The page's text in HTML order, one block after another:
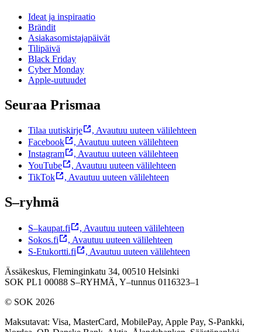
Ideat ja inspiraatio
Brändit
Asiakasomistajapäivät
Tilipäivä
Black Friday
Cyber Monday
Apple-uutuudet
Seuraa Prismaa
Tilaa uutiskirje , Avautuu uuteen välilehteen
Facebook
, Avautuu uuteen välilehteen
Instagram
, Avautuu uuteen välilehteen
YouTube
, Avautuu uuteen välilehteen
TikTok
, Avautuu uuteen välilehteen
S–ryhmä
S–kaupat.fi , Avautuu uuteen välilehteen
Sokos.fi
, Avautuu uuteen välilehteen
S-Etukortti.fi
, Avautuu uuteen välilehteen
Ässäkeskus, Fleminginkatu 34, 00510 Helsinki
SOK PL1 00088 S–RYHMÄ, Y–tunnus 0116323–1
© SOK 2026
Maksutavat: Visa, MasterCard, MobilePay, Apple Pay, S-Pankki,